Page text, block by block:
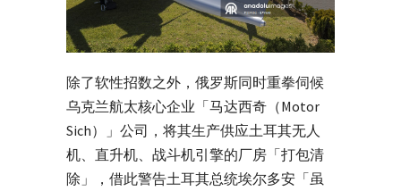
除了软性招数之外，俄罗斯同时重拳伺候
乌克兰航太核心企业「马达西奇（Motor
Sich）」公司，将其生产供应土耳其无人
机、直升机、战斗机引擎的厂房「打包清
除」，借此警告土耳其总统埃尔多安「虽